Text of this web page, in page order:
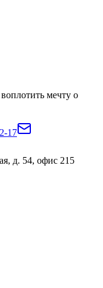
мечту о
17
д. 54, офис 215